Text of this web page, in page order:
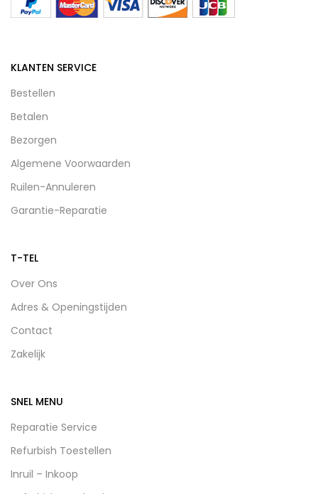
KLANTEN SERVICE
Bestellen
Betalen
Bezorgen
Algemene Voorwaarden
Ruilen-Annuleren
Garantie-Reparatie
T-TEL
Over Ons
Adres & Openingstijden
Contact
Zakelijk
SNEL MENU
Reparatie Service
Refurbish Toestellen
Inruil – Inkoop